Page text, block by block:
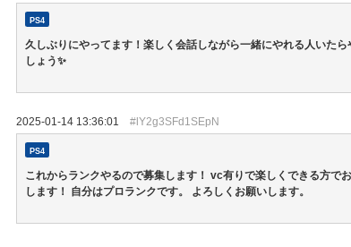
PS4
久しぶりにやってます！楽しく会話しながら一緒にやれる人いたら
しょう✨
2025-01-14 13:36:01 #lY2g3SFd1SEpN
PS4
これからランクやるので募集します！ vc有りで楽しくできる方で
します！ 自分はプロランクです。 よろしくお願いします。